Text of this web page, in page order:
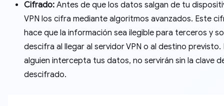
Cifrado: Antes de que los datos salgan de tu
VPN los cifra mediante algoritmos avanzados. Este
hace que la información sea ilegible para terceros y
descifra al llegar al servidor VPN o al destino previsto.
alguien intercepta tus datos, no servirán sin la clave
descifrado.